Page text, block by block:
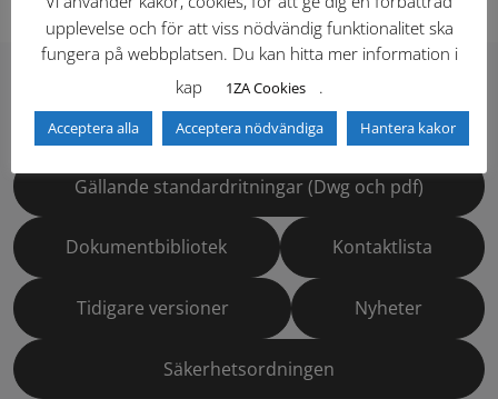
Hitta direkt
Gällande standardritningar (Dwg och pdf)
Dokumentbibliotek Kontaktlista
Tidigare versioner Nyheter
Säkerhetsordningen
upplevelse och för att viss nödvändig funktionalitet ska
fungera på webbplatsen. Du kan hitta mer information i
kap
1ZA Cookies .
Acceptera alla Acceptera nödvändiga Hantera kakor